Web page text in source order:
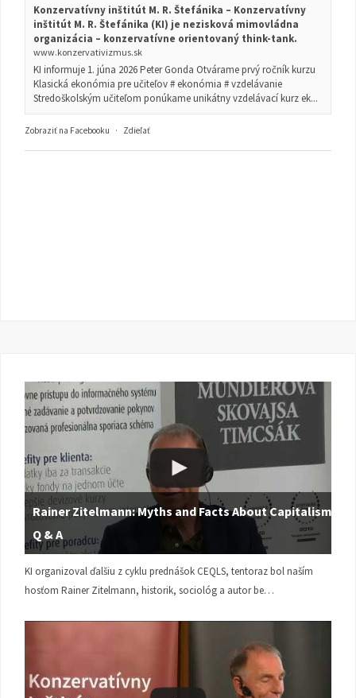
Konzervatívny inštitút M. R. Štefánika – Konzervatívny
inštitút M. R. Štefánika (KI) je nezisková mimovládna
organizácia – konzervatívne orientovaný think-tank.
www.konzervativizmus.sk
KI informuje 1. júna 2026 Peter Gonda Otvárame prvý ročník kurzu
Klasická ekonómia pre učiteľov # ekonómia # vzdelávanie
Stredoškolským učiteľom ponúkame unikátny vzdelávací kurz ek...
Zobraziť na Facebooku · Zdieľať
Rainer Zitelmann: Myths and Facts About Capitalism |
Q & A
KI organizoval ďalšiu z cyklu prednášok CEQLS, tentoraz bol naším
hosťom Rainer Zitelmann, historik, sociológ a autor be…